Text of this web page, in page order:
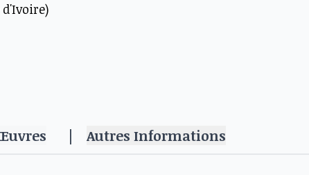
d'Ivoire)
| Autres Informations